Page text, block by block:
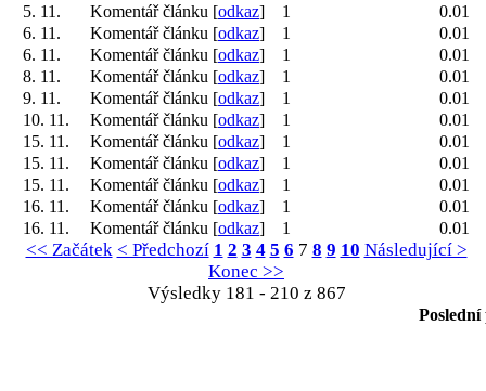
5. 11.
Komentář článku [odkaz] 1
0.01
6. 11.
Komentář článku [odkaz] 1
0.01
6. 11.
Komentář článku [odkaz] 1
0.01
8. 11.
Komentář článku [odkaz] 1
0.01
9. 11.
Komentář článku [odkaz] 1
0.01
10. 11.
Komentář článku [odkaz] 1
0.01
15. 11.
Komentář článku [odkaz] 1
0.01
15. 11.
Komentář článku [odkaz] 1
0.01
15. 11.
Komentář článku [odkaz] 1
0.01
16. 11.
Komentář článku [odkaz] 1
0.01
16. 11.
Komentář článku [odkaz] 1 0.01
<< Začátek < Předchozí 1 2 3 4 5 6 7 8 9 10 Následující >
Konec >>
Výsledky 181 - 210 z 867